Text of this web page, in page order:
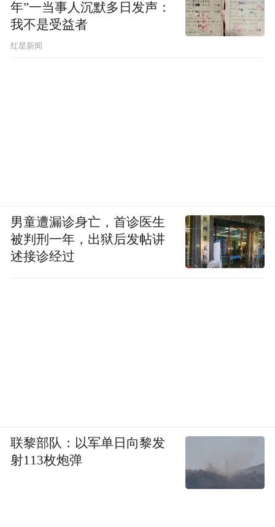
年”一当事人沉默多日发声：
我不是受益者
红星新闻
男童遭漏诊身亡，首诊医生
被判刑一年，出狱后发帖讲
述接诊经过
联黎部队：以军单日向黎发
射113枚炮弹